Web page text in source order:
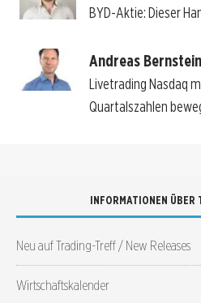
BYD-Aktie: Dieser
Andreas Bernstein
Livetrading Nasdaq
Quartalszahlen
INFORMATIONEN ÜBER
Neu auf Trading-Treff / New Releases
Wirtschaftskalender